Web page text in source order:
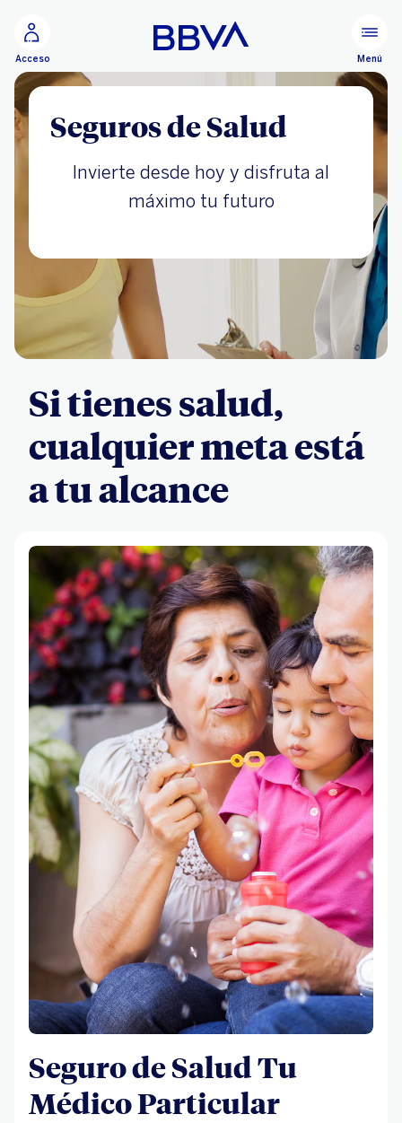
Acceso Menú
Seguros de Salud
Invierte desde hoy y disfruta al
máximo tu futuro
Si tienes salud,
cualquier meta está
a tu alcance
Seguro de Salud Tu
Médico Particular